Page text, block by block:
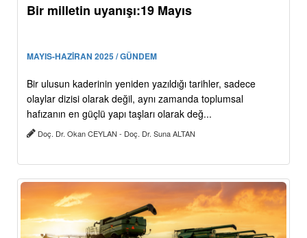
Bir milletin uyanışı:19 Mayıs
MAYIS-HAZİRAN 2025 / GÜNDEM
Bir ulusun kaderinin yeniden yazıldığı tarihler, sadece
olaylar dizisi olarak değil, aynı zamanda toplumsal
hafızanın en güçlü yapı taşları olarak değ...
Doç. Dr. Okan CEYLAN - Doç. Dr. Suna ALTAN